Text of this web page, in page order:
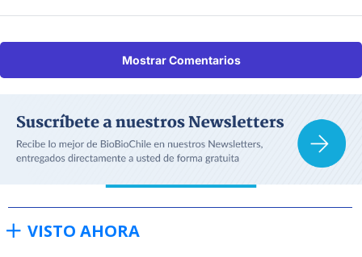
Mostrar Comentarios
VISTO AHORA